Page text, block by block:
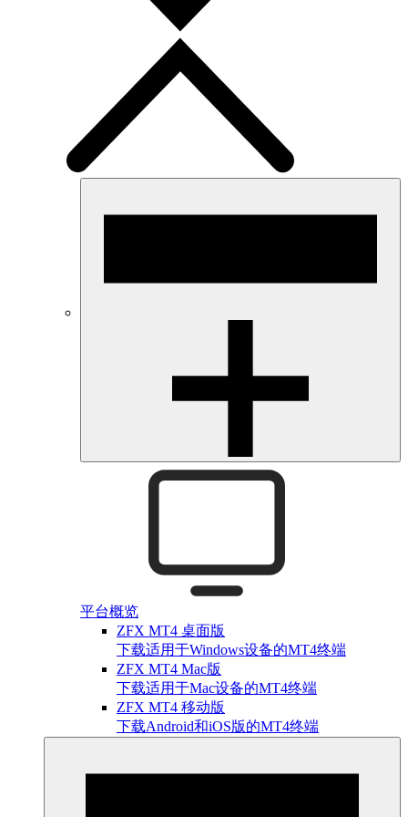
平台概览
ZFX MT4 桌面版
下载适用于Windows设备的MT4终端
ZFX MT4 Mac版
下载适用于Mac设备的MT4终端
ZFX MT4 移动版
下载Android和iOS版的MT4终端